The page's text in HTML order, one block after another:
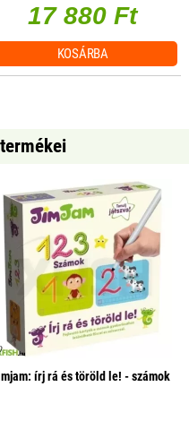
17 880 Ft
KOSÁRBA
írj rá és töröld le! - számok